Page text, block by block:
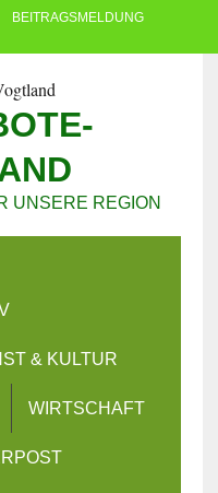
BEITRAGSMELDUNG
UNSERE REGION
& KULTUR
WIRTSCHAFT